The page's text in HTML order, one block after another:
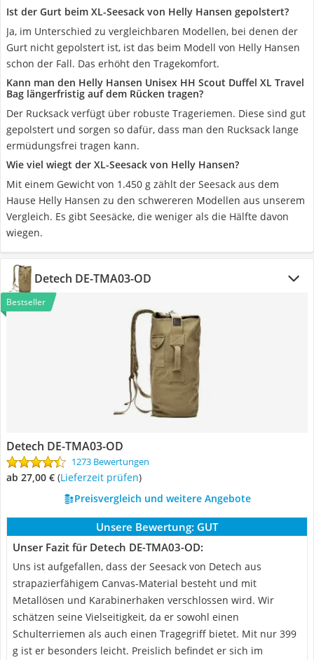
Ist der Gurt beim XL-Seesack von Helly Hansen gepolstert?
Ja, im Unterschied zu vergleichbaren Modellen, bei denen der
Gurt nicht gepolstert ist, ist das beim Modell von Helly Hansen
schon der Fall. Das erhöht den Tragekomfort.
Kann man den Helly Hansen Unisex HH Scout Duffel XL Travel
Bag längerfristig auf dem Rücken tragen?
Der Rucksack verfügt über robuste Trageriemen. Diese sind gut
gepolstert und sorgen so dafür, dass man den Rucksack lange
ermüdungsfrei tragen kann.
Wie viel wiegt der XL-Seesack von Helly Hansen?
Mit einem Gewicht von 1.450 g zählt der Seesack aus dem
Hause Helly Hansen zu den schwereren Modellen aus unserem
Vergleich. Es gibt Seesäcke, die weniger als die Hälfte davon
wiegen.
Detech DE-TMA03-OD
Bestseller
Detech DE-TMA03-OD
1273 Bewertungen
ab 27,00 € (Lieferzeit prüfen)
Preisvergleich und weitere Angebote
Unsere Bewertung: GUT
Unser Fazit für Detech DE-TMA03-OD:
Uns ist aufgefallen, dass der Seesack von Detech aus
strapazierfähigem Canvas-Material besteht und mit
Metallösen und Karabinerhaken verschlossen wird. Wir
schätzen seine Vielseitigkeit, da er sowohl einen
Schulterriemen als auch einen Tragegriff bietet. Mit nur 399
g ist er besonders leicht. Preislich befindet er sich im